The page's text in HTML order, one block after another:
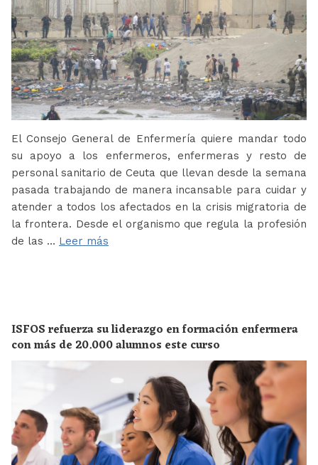
El Consejo General de Enfermería quiere mandar todo
su apoyo a los enfermeros, enfermeras y resto de
personal sanitario de Ceuta que llevan desde la semana
pasada trabajando de manera incansable para cuidar y
atender a todos los afectados en la crisis migratoria de
la frontera. Desde el organismo que regula la profesión
de las … Leer más
ISFOS refuerza su liderazgo en formación enfermera
con más de 20.000 alumnos este curso